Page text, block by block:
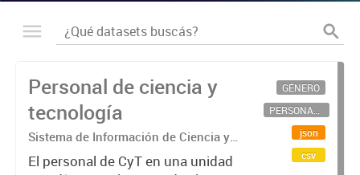
Personal de ciencia y
tecnología
Sistema de Información de Ciencia y
Tecnología Argentino (SICYTAR)
El personal de CyT en una unidad
GÉNERO
PERSONAL CIENTÍFICO-TECNOLÓGICO
json
csv